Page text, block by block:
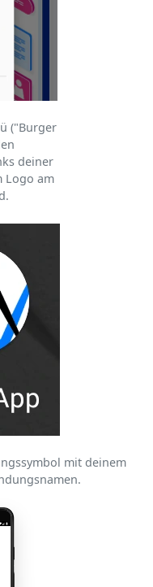
("Burger
deiner
Logo am
mit deinem